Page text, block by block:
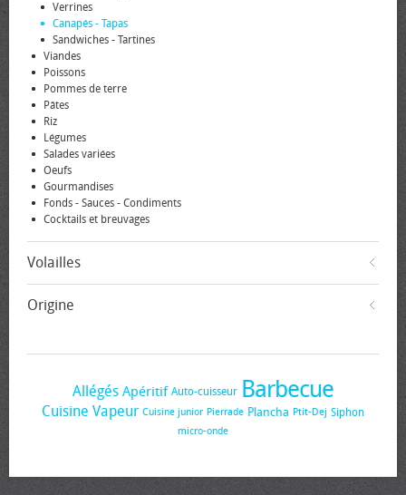
Verrines
Canapés - Tapas
Sandwiches - Tartines
Viandes
Poissons
Pommes de terre
Pâtes
Riz
Légumes
Salades variées
Oeufs
Gourmandises
Fonds - Sauces - Condiments
Cocktails et breuvages
Volailles
Origine
Allégés Apéritif Auto-cuisseur Barbecue
Cuisine Vapeur Cuisine junior Pierrade Plancha Ptit-Dej Siphon
micro-onde